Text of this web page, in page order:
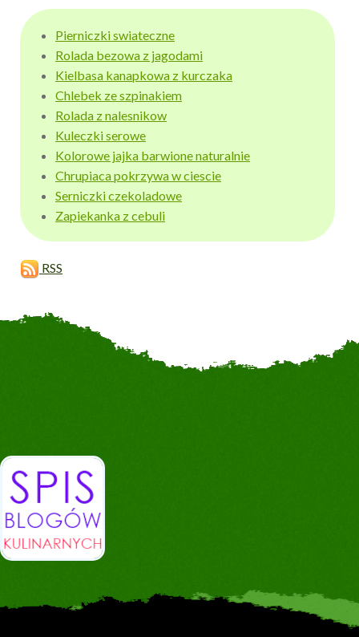
Pierniczki swiateczne
Rolada bezowa z jagodami
Kielbasa kanapkowa z kurczaka
Chlebek ze szpinakiem
Rolada z nalesnikow
Kuleczki serowe
Kolorowe jajka barwione naturalnie
Chrupiaca pokrzywa w ciescie
Serniczki czekoladowe
Zapiekanka z cebuli
RSS